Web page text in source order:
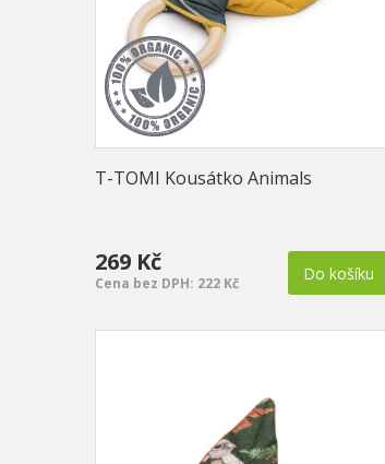
T-TOMI Kousátko Animals
269 Kč
Cena bez DPH: 222 Kč Do košíku